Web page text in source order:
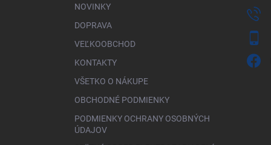
NOVINKY
DOPRAVA
VEĽKOOBCHOD
KONTAKTY
VŠETKO O NÁKUPE
OBCHODNÉ PODMIENKY
PODMIENKY OCHRANY OSOBNÝCH
ÚDAJOV